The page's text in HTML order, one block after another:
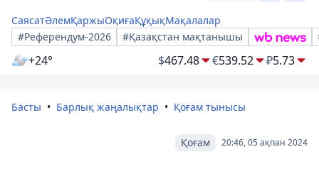
СаясатӘлемҚаржыОқиғаҚұқықМақалалар
#Референдум-2026
#Қазақстан мақтанышы
+24° $467.48 €539.52 ₽5.73
Басты Барлық жаңалықтар Қоғам тынысы
20:46, 05 ақпан 2024
Қоғам